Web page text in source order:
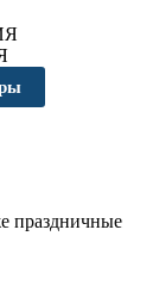
праздничные